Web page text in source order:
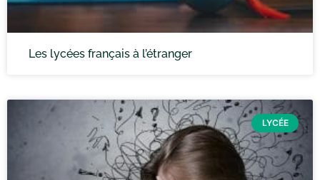
Les lycées français à l’étranger
LYCÉE